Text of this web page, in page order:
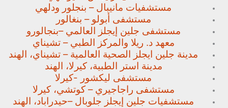
مستشفيات مانيبال – بنجلور ودلهي
مستشفى أبولو – بنغالور
مستشفى جلين إيجلز العالمي –بنجالورو
معهد د. ريلا والمركز الطبي – تشيناي
مدينة جلين ايجلز الصحية العالمية – تشيناي، الهند
مدينة استر الطبية، كيرلا، الهند
مستشفى ليكشور -كيرلا
مستشفى راجاجيري – كوتشي، كيرلا
مستشفيات جلين إيجلز جلوبال –حيدراباد، الهند